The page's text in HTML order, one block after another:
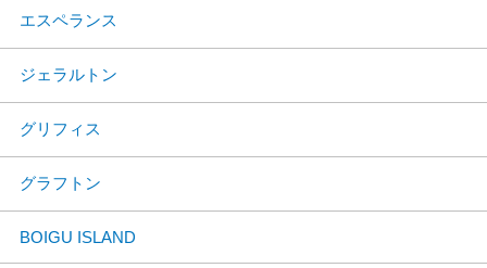
エスペランス
ジェラルトン
グリフィス
グラフトン
BOIGU ISLAND